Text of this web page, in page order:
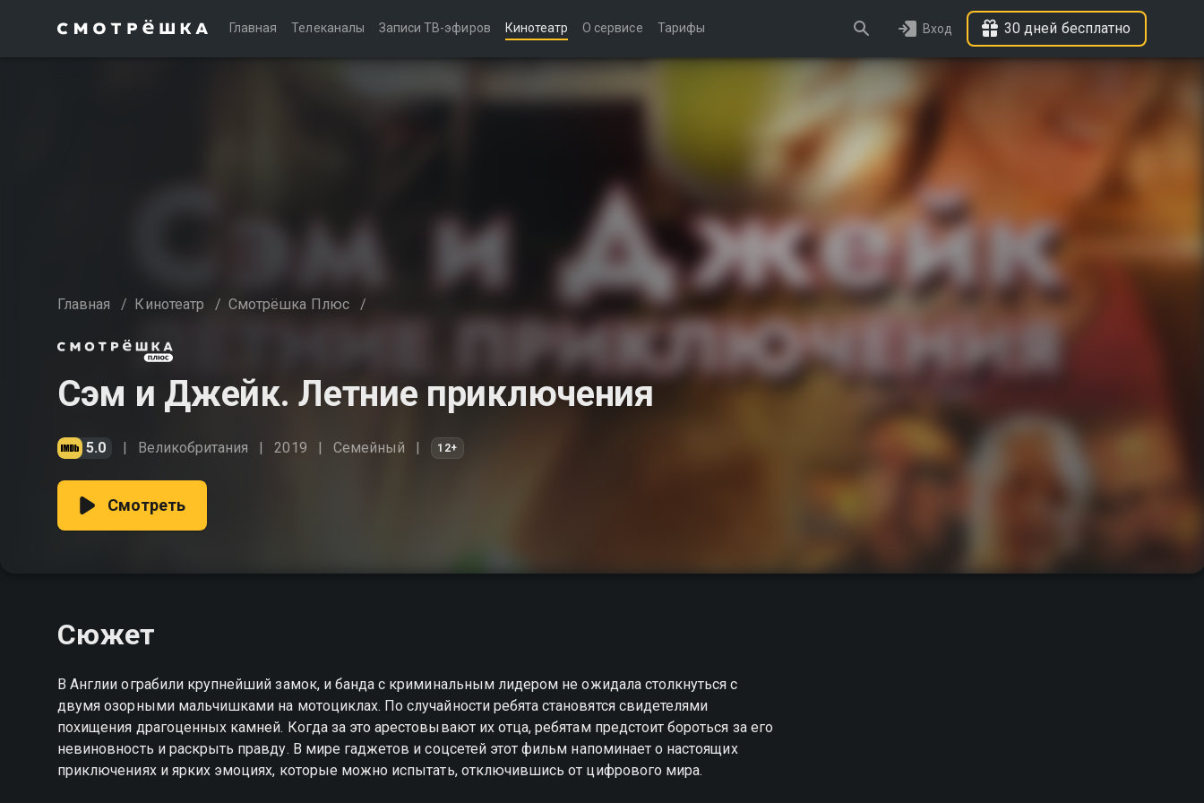
Главная Телеканалы Записи ТВ-эфиров Кинотеатр О сервисе Тарифы Вход 30 дней бесплатно
Главная / Кинотеатр / Смотрёшка Плюс /
Сэм и Джейк. Летние приключения
5.0 Великобритания 2019 Семейный 12+
Смотреть
Сюжет
В Англии ограбили крупнейший замок, и банда с криминальным лидером не ожидала столкнуться с
двумя озорными мальчишками на мотоциклах. По случайности ребята становятся свидетелями
похищения драгоценных камней. Когда за это арестовывают их отца, ребятам предстоит бороться за его
невиновность и раскрыть правду. В мире гаджетов и соцсетей этот фильм напоминает о настоящих
приключениях и ярких эмоциях, которые можно испытать, отключившись от цифрового мира.